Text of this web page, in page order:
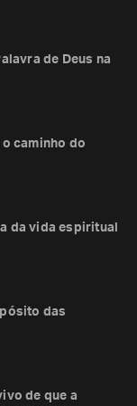
de Deus na
o caminho do
da vida espiritual
das
de que a